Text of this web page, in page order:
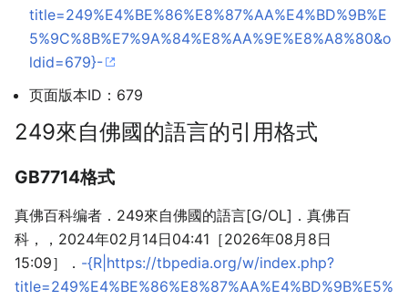
title=249%E4%BE%86%E8%87%AA%E4%BD%9B%E
5%9C%8B%E7%9A%84%E8%AA%9E%E8%A8%80&o
ldid=679}-
页面版本ID：679
249來自佛國的語言的引用格式
GB7714格式
真佛百科编者．249來自佛國的語言[G/OL]．真佛百
科，，2024年02月14日04:41［2026年08月8日
15:09］． -{R|https://tbpedia.org/w/index.php?
title=249%E4%BE%86%E8%87%AA%E4%BD%9B%E5%